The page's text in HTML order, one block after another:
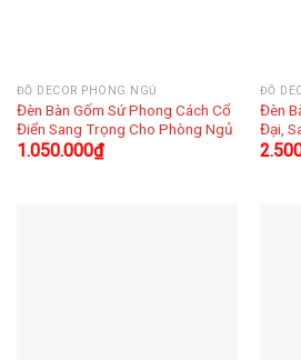
ĐỒ DECOR PHÒNG NGỦ
Đèn Bàn Gốm Sứ Phong Cách Cổ
Điển Sang Trọng Cho Phòng Ngủ
1.050.000₫
ĐỒ
Đèn
Đại,